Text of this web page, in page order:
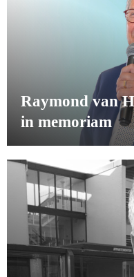
Raymond van
in memoriam